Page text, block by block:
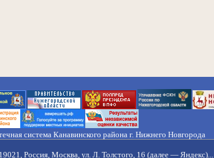
система Канавинского района г. Нижнего Новгорода
обработки персональных данных
Россия, Москва, ул. Л. Толстого, 16 (далее — Яндекс)...